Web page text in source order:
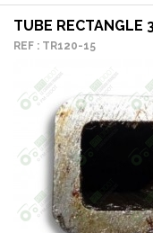
TUBE RECTANGLE
REF : TR120-15